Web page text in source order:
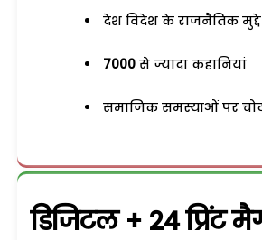
देश विदेश के राजनैतिक मुद्दे
7000 से ज्यादा कहानियां
समाजिक समस्याओं पर
डिजिटल + 24 प्रिंट